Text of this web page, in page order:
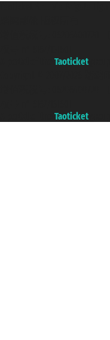
Taoticket
Taoticket